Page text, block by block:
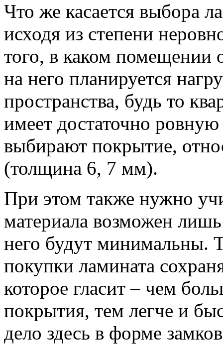
Что же касается выбора
исходя из степени
того, в каком помещении
на него планируется
пространства, будь то
имеет достаточно
выбирают покрытие,
(толщина 6, 7 мм).
При этом также нужно
материала возможен
него будут минимальны.
покупки ламината
которое гласит – чем
покрытия, тем легче и
дело здесь в форме